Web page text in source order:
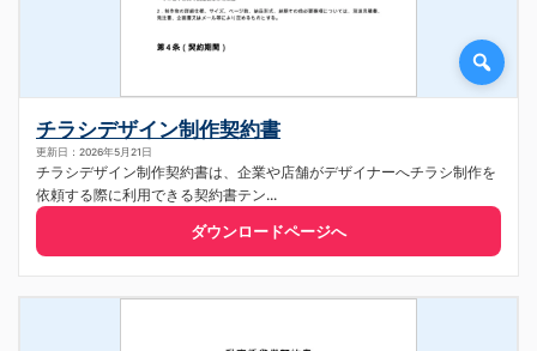
チラシデザイン制作契約書
更新日：2026年5月21日
チラシデザイン制作契約書は、企業や店舗がデザイナーへチラシ制作を
依頼する際に利用できる契約書テン...
ダウンロードページへ